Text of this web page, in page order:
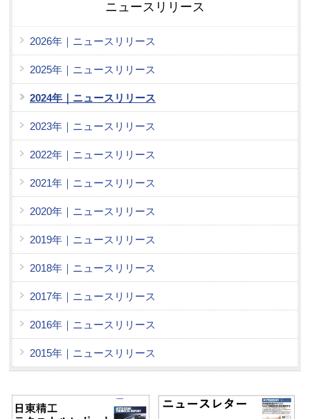
ニュースリリース
2026年｜ニュースリリース
2025年｜ニュースリリース
2024年｜ニュースリリース
2023年｜ニュースリリース
2022年｜ニュースリリース
2021年｜ニュースリリース
2020年｜ニュースリリース
2019年｜ニュースリリース
2018年｜ニュースリリース
2017年｜ニュースリリース
2016年｜ニュースリリース
2015年｜ニュースリリース